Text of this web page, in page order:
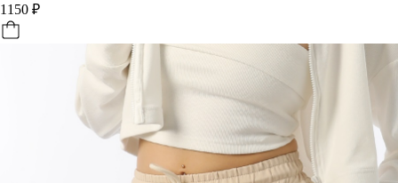
1150 ₽